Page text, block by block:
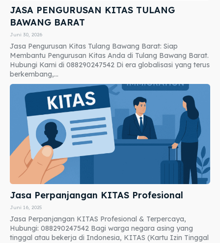
JASA PENGURUSAN KITAS TULANG
BAWANG BARAT
Juni 30, 2026
Jasa Pengurusan Kitas Tulang Bawang Barat: Siap
Membantu Pengurusan Kitas Anda di Tulang Bawang Barat.
Hubungi Kami di 088290247542 Di era globalisasi yang terus
berkembang,...
Jasa Perpanjangan KITAS Profesional
Juni 16, 2025
Jasa Perpanjangan KITAS Profesional & Terpercaya,
Hubungi: 088290247542 Bagi warga negara asing yang
tinggal atau bekerja di Indonesia, KITAS (Kartu Izin Tinggal